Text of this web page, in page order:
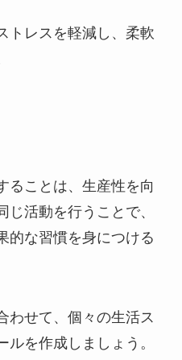
トレスを軽減し、柔軟
ることは、生産性を向
じ活動を行うことで、
的な習慣を身につける
わせて、個々の生活ス
ルを作成しましょう。